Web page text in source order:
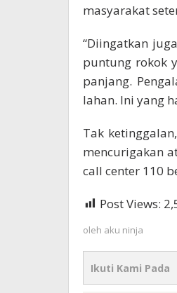
masyarakat
“Diingatkan
puntung rokok
panjang.
lahan. Ini yang
Tak
mencurigakan
call center 110
Post Views:
oleh aku ninja
Ikuti Kami Pada